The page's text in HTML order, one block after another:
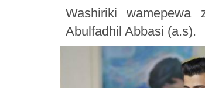
Washiriki
Abulfadhil Abbasi (a.s).